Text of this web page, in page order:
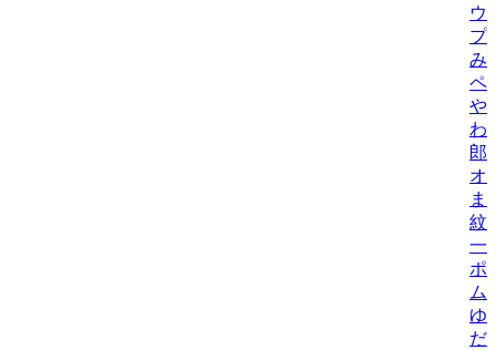
ウ
プ
み/
ペ/
や
わ
郎
オ
ま
紋/
一
ポ
ム
ゆ
だ